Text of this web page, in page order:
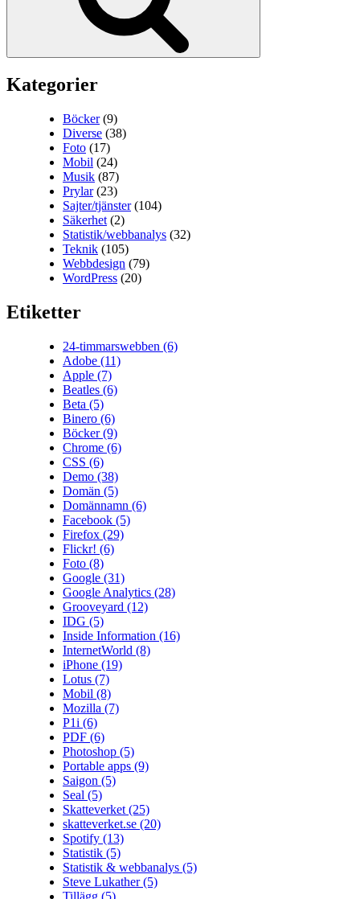
Kategorier
Böcker(9)
Diverse (38)
Foto (17)
Mobil (24)
Musik (87)
Prylar(23)
Sajter/tjänster(104)
Säkerhet (2)
Statistik/webbanalys (32)
Teknik (105)
Webbdesign (79)
WordPress (20)
Etiketter
24-timmarswebben (6)
Adobe (11)
Apple (7)
Beatles (6)
Beta (5)
Binero (6)
Böcker(9)
Chrome (6)
CSS (6)
Demo (38)
Domän (5)
Domännamn (6)
Facebook (5)
Firefox (29)
Flickr! (6)
Foto (8)
Google (31)
Google Analytics (28)
Grooveyard (12)
IDG (5)
Inside Information (16)
InternetWorld (8)
iPhone (19)
Lotus (7)
Mobil (8)
Mozilla (7)
P1i (6)
PDF (6)
Photoshop (5)
Portable apps (9)
Saigon (5)
Seal (5)
Skatteverket (25)
skatteverket.se (20)
Spotify (13)
Statistik (5)
Statistik & webbanalys (5)
Steve Lukather(5)
Tillägg (5)